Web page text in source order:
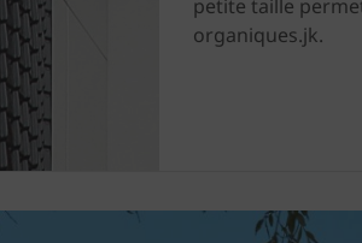
petite taille
organiques.jk.